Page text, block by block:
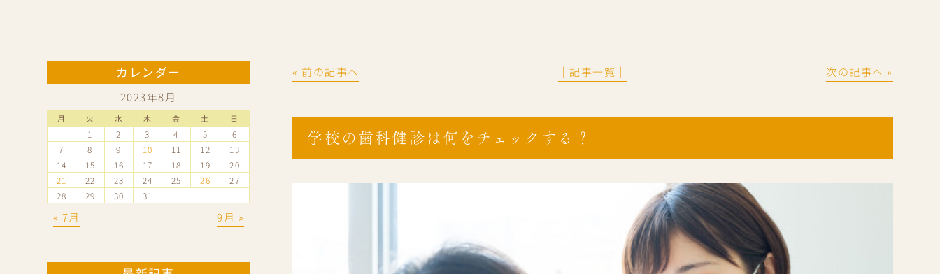
« 前の記事へ │記事一覧│ 次の記事へ »
学校の歯科健診は何をチェックする？
カレンダー
2023年8月
月 火 水 木 金 土 日
1 2 3 4 5
6
7
8 9 10 11 12
13
14
15 16 17 18 19
20
21
22 23 24 25 26
27
28
29 30 31
« 7月 9月 »